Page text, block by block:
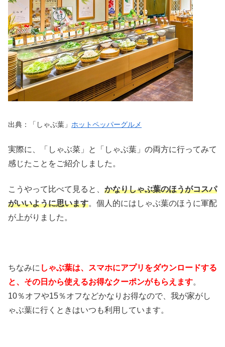
出典：「しゃぶ葉」 ホットペッパーグルメ
実際に、「しゃぶ菜」と「しゃぶ葉」の両方に行ってみて
感じたことをご紹介しました。
こうやって比べて見ると、 かなりしゃぶ葉のほうがコスパ
がいいように思います。個人的にはしゃぶ葉のほうに軍配
が上がりました。
ちなみに しゃぶ葉は、スマホにアプリをダウンロードする
と、その日から使えるお得なクーポンがもらえます。
10％オフや15％オフなどかなりお得なので、我が家がし
ゃぶ葉に行くときはいつも利用しています。